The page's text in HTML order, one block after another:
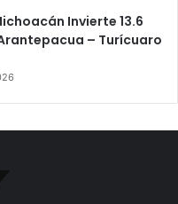
Invierte 13.6
Arantepacua – Turícuaro